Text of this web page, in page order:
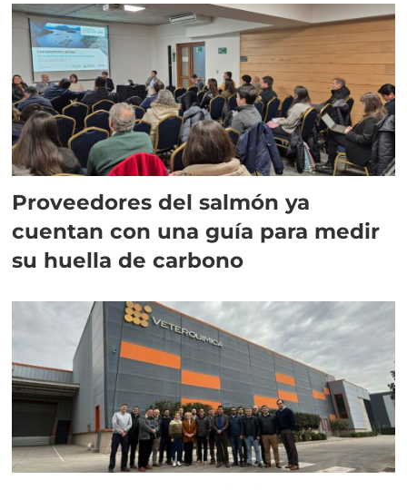
Proveedores del salmón ya
cuentan con una guía para medir
su huella de carbono